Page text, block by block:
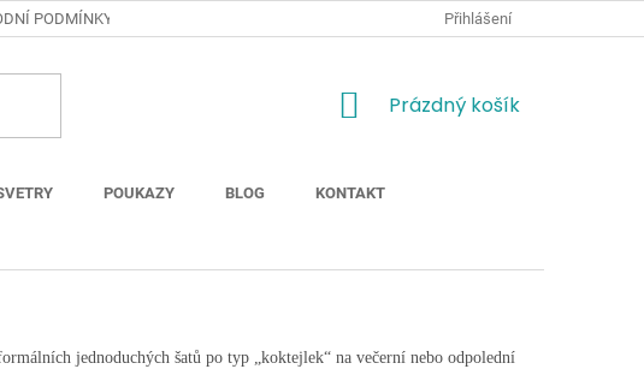
PODMÍNKY MOŽNOSTI DOPRAVY ZBOŽÍ
Přihlášení
NÁKUPNÍ
Prázdný košík
POUKAZY BLOG KONTAKT
jednoduchých šatů po typ „koktejlek“ na večerní nebo odpolední